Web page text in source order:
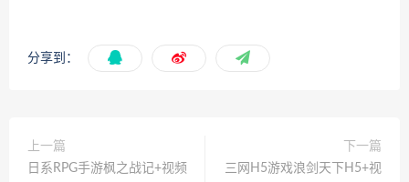
分享到：
上一篇
日系RPG手游枫之战记+视频
下一篇
三网H5游戏浪剑天下H5+视